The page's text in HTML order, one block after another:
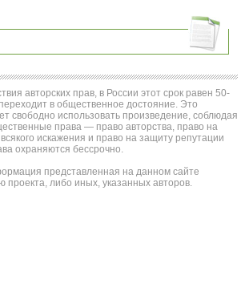
авторских прав, в России этот срок равен 50-
в общественное достояние. Это
свободно использовать произведение, соблюдая
права — право авторства, право на
искажения и право на защиту репутации
охраняются бессрочно.
представленная на данном сайте
проекта, либо иных, указанных авторов.